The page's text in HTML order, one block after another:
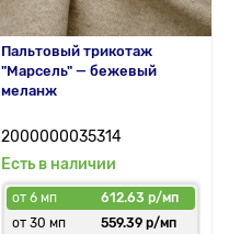
Пальтовый трикотаж
"Марсель" — бежевый
меланж
2000000035314
Есть в наличии
от 6 мп
612.63 р/мп
от 30 мп
559.39 р/мп